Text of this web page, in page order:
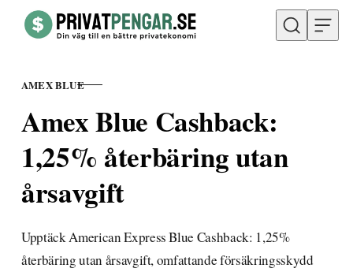
Hoppa till innehåll
KATEGORI
AMEX BLUE
Amex Blue Cashback:
1,25% återbäring utan
årsavgift
Upptäck American Express Blue Cashback: 1,25%
återbäring utan årsavgift, omfattande försäkringsskydd